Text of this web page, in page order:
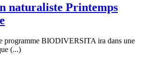
naturaliste Printemps
programme BIODIVERSITA ira dans une
(...)